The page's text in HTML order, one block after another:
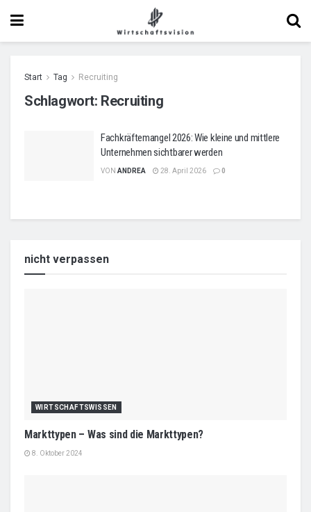
Start Tag Recruiting
Schlagwort: Recruiting
Fachkräftemangel 2026: Wie kleine und mittlere
Unternehmen sichtbarer werden
VON ANDREA 28. April 2026 0
nicht verpassen
WIRTSCHAFTSWISSEN
Markttypen – Was sind die Markttypen?
8. Oktober 2024